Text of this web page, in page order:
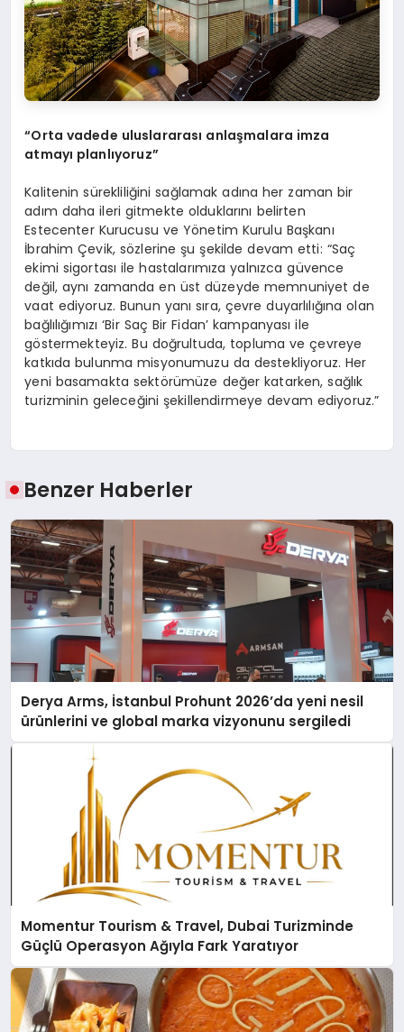
“Orta vadede uluslararası anlaşmalara imza
atmayı planlıyoruz”
Kalitenin sürekliliğini sağlamak adına her zaman bir
adım daha ileri gitmekte olduklarını belirten
Estecenter Kurucusu ve Yönetim Kurulu Başkanı
İbrahim Çevik, sözlerine şu şekilde devam etti: “Saç
ekimi sigortası ile hastalarımıza yalnızca güvence
değil, aynı zamanda en üst düzeyde memnuniyet de
vaat ediyoruz. Bunun yanı sıra, çevre duyarlılığına olan
bağlılığımızı ‘Bir Saç Bir Fidan’ kampanyası ile
göstermekteyiz. Bu doğrultuda, topluma ve çevreye
katkıda bulunma misyonumuzu da destekliyoruz. Her
yeni basamakta sektörümüze değer katarken, sağlık
turizminin geleceğini şekillendirmeye devam ediyoruz.”
Benzer Haberler
Derya Arms, İstanbul Prohunt 2026’da yeni nesil
ürünlerini ve global marka vizyonunu sergiledi
Momentur Tourism & Travel, Dubai Turizminde
Güçlü Operasyon Ağıyla Fark Yaratıyor